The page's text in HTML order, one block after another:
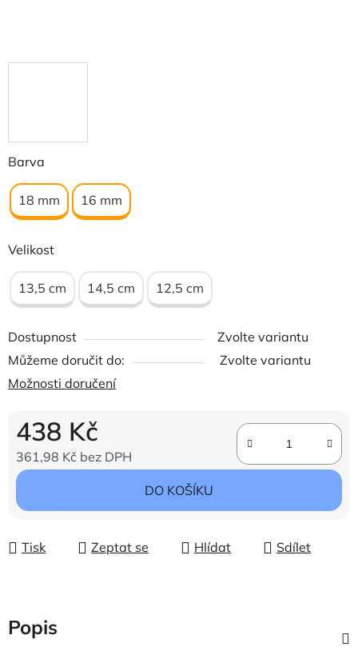
Barva
18 mm 16 mm
Velikost
13,5 cm 14,5 cm 12,5 cm
Dostupnost
Zvolte variantu
Můžeme doručit do:
Zvolte variantu
Možnosti doručení
438 Kč
361,98 Kč bez DPH
Měrná cena:
DO KOŠÍKU
Tisk Zeptat se Hlídat Sdílet
Popis